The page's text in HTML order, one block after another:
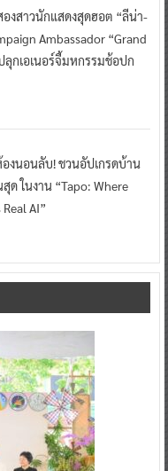
งสาวนักแสดงสุดฮอต “ลีน่า-
Ambassador “Grand
ลุกเอเนอร์จี้มหกรรมช้อปก
งนอนลับ! ชวนอัปเกรดบ้าน
ด ในงาน “Tapo: Where
AI”